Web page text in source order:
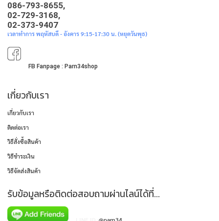
086-793-8655,
02-729-3168,
02-373-9407
เวลาทำการ พฤหัสบดี - อังคาร 9:15-17:30 น. (หยุดวันพุธ)
FB Fanpage : Parn34shop
เกี่ยวกับเรา
เกี่ยวกับเรา
ติดต่อเรา
วิธีสั่งซื้อสินค้า
วิธีชำระเงิน
วิธีจัดส่งสินค้า
รับข้อมูลหรือติดต่อสอบถามผ่านไลน์ได้ที่...
@parn34